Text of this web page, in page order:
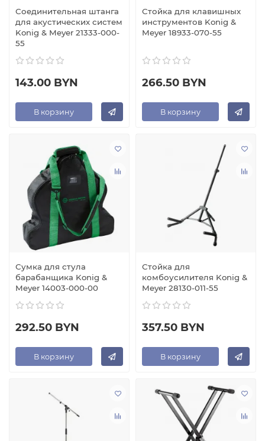
Соединительная штанга
для акустических систем
Konig & Meyer 21333-000-
55
143.00 BYN
В корзину
Стойка для клавишных
инструментов Konig &
Meyer 18933-070-55
266.50 BYN
В корзину
Сумка для стула
барабанщика Konig &
Meyer 14003-000-00
292.50 BYN
В корзину
Стойка для
комбоусилителя Konig &
Meyer 28130-011-55
357.50 BYN
В корзину